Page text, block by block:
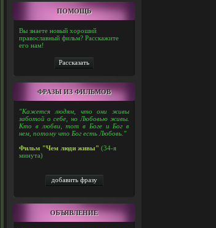
ПОМОЩЬ
Вы знаете новый хороший
православный фильм? Расскажите
его нам!
ФРАЗЫ ИЗ ФИЛЬМОВ
"Кажется людям, что они живы
заботой о себе, но Любовью живы.
Кто в любви, тот в Боге и Бог в
нем, потому что Бог есть Любовь."
Фильм "Чем люди живы" (34-я
минута)
ОБЪЯВЛЕНИЕ